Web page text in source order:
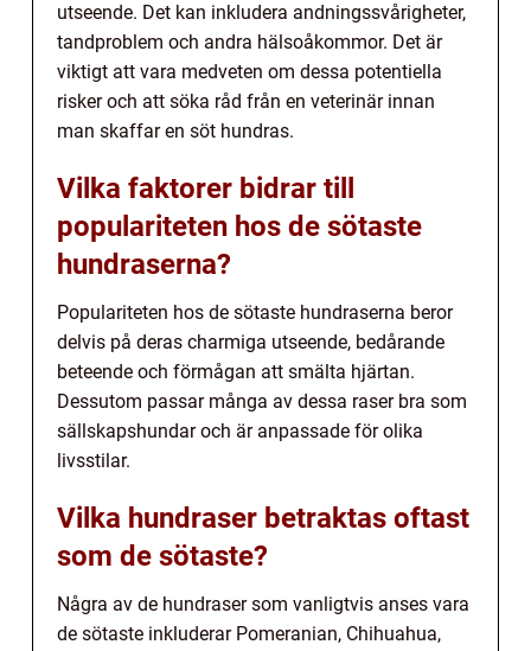
utseende. Det kan inkludera andningssvårigheter,
tandproblem och andra hälsoåkommor. Det är
viktigt att vara medveten om dessa potentiella
risker och att söka råd från en veterinär innan
man skaffar en söt hundras.
Vilka faktorer bidrar till
populariteten hos de sötaste
hundraserna?
Populariteten hos de sötaste hundraserna beror
delvis på deras charmiga utseende, bedårande
beteende och förmågan att smälta hjärtan.
Dessutom passar många av dessa raser bra som
sällskapshundar och är anpassade för olika
livsstilar.
Vilka hundraser betraktas oftast
som de sötaste?
Några av de hundraser som vanligtvis anses vara
de sötaste inkluderar Pomeranian, Chihuahua,